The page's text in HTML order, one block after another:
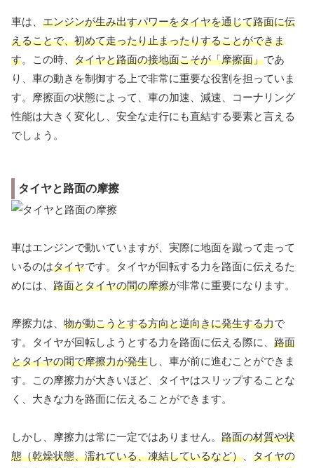
車は、 エンジンが生み出すパワーをタイヤを通じて路面に伝
えることで、初めて走ったり止まったりすることができま
す。この時、 タイヤと路面の接地面こそが「摩擦面」であ
り、車の動きを制御する上で非常に重要な役割を担っていま
す。摩擦面の状態によって、車の加速、減速、コーナリング
性能は大きく変化し、安全な走行にも直結する要素と言える
でしょう。
タイヤと路面の摩擦
車はエンジンで動いていますが、実際に地面を蹴って走って
いるのはタイヤです。タイヤが回転する力を路面に伝えるた
めには、 路面とタイヤの間の摩擦が非常に重要になります。
摩擦力は、 物が動こうとする方向と逆向きに発生する力で
す。タイヤが回転しようとする力を路面に伝える際に、 路面
とタイヤの間で摩擦力が発生し、車が前に進むことができま
す。この摩擦力が大きいほど、タイヤはスリップすることな
く、大きな力を路面に伝えることができます。
しかし、摩擦力は常に一定ではありません。 路面の材質や状
態（乾燥状態、濡れている、凍結しているなど）
タイヤの